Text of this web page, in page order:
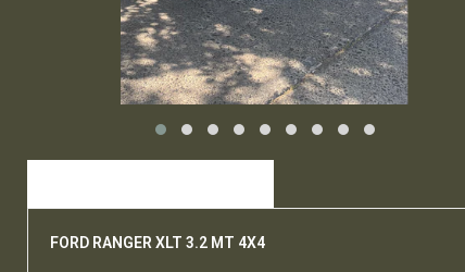
FORD RANGER XLT 3.2 MT 4X4